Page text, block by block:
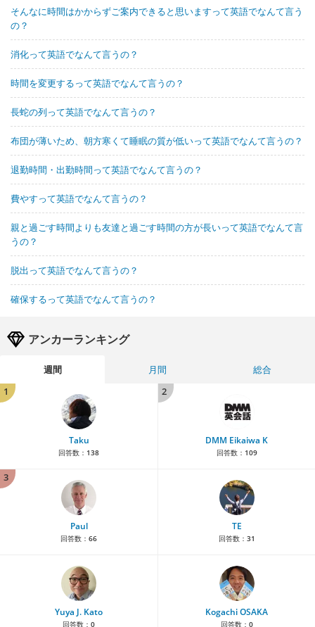
そんなに時間はかからずご案内できると思いますって英語でなんて言う
の？
消化って英語でなんて言うの？
時間を変更するって英語でなんて言うの？
長蛇の列って英語でなんて言うの？
布団が薄いため、朝方寒くて睡眠の質が低いって英語でなんて言うの？
退勤時間・出勤時間って英語でなんて言うの？
費やすって英語でなんて言うの？
親と過ごす時間よりも友達と過ごす時間の方が長いって英語でなんて言
うの？
脱出って英語でなんて言うの？
確保するって英語でなんて言うの？
アンカーランキング
週間 月間
総合
1
Taku
回答数： 138
2
DMM Eikaiwa K
回答数： 109
3
Paul
回答数： 66
TE
回答数： 31
Yuya J. Kato
回答数： 0
Kogachi OSAKA
回答数： 0